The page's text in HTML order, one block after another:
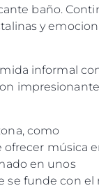
baño.
y
informal
como
ofrecer música
en unos
se funde con el